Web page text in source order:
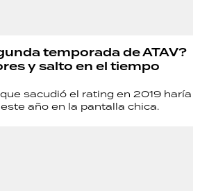
temporada de ATAV?
y salto en el tiempo
sacudió el rating en 2019 haría
año en la pantalla chica.